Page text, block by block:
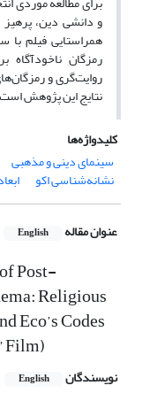
و دانشی دین،
همراستایی فیلم با
رمزگان ناخودآگاه
روایت‌گری و
نتایج این پژوهش
کلیدواژه‌ها
سینمای دینی و مذهبی
نشانه‌شناسی اکو
عنوان مقاله English
Post-
Religious
Eco’s Codes
Film)
نویسندگان English